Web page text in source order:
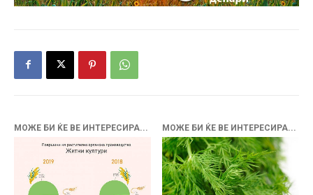
МОЖЕ БИ ЌЕ ВЕ ИНТЕРЕСИРА... МОЖЕ БИ ЌЕ ВЕ ИНТЕРЕСИРА...